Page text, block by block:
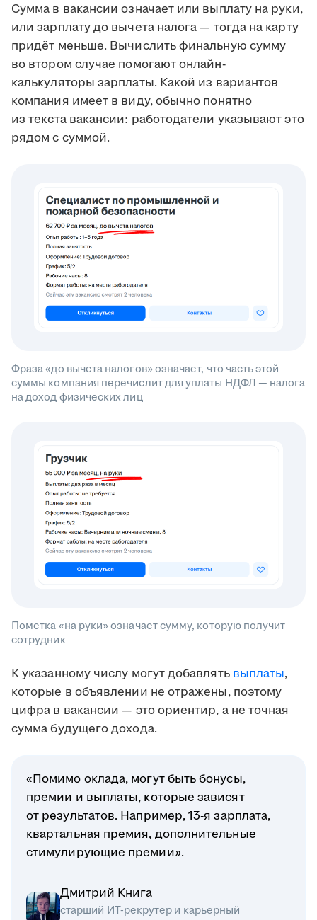
Сумма в вакансии означает или выплату на руки,
или зарплату до вычета налога — тогда на карту
придёт меньше. Вычислить финальную сумму
во втором случае помогают онлайн-
калькуляторы зарплаты. Какой из вариантов
компания имеет в виду, обычно понятно
из текста вакансии: работодатели указывают это
рядом с суммой.
Фраза «до вычета налогов» означает, что часть этой
суммы компания перечислит для уплаты НДФЛ — налога
на доход физических лиц
Пометка «на руки» означает сумму, которую получит
сотрудник
К указанному числу могут добавлять выплаты,
которые в объявлении не отражены, поэтому
цифра в вакансии — это ориентир, а не точная
сумма будущего дохода.
«Помимо оклада, могут быть бонусы,
премии и выплаты, которые зависят
от результатов. Например, 13-я зарплата,
квартальная премия, дополнительные
стимулирующие премии».
Дмитрий Книга
старший ИТ-рекрутер и карьерный